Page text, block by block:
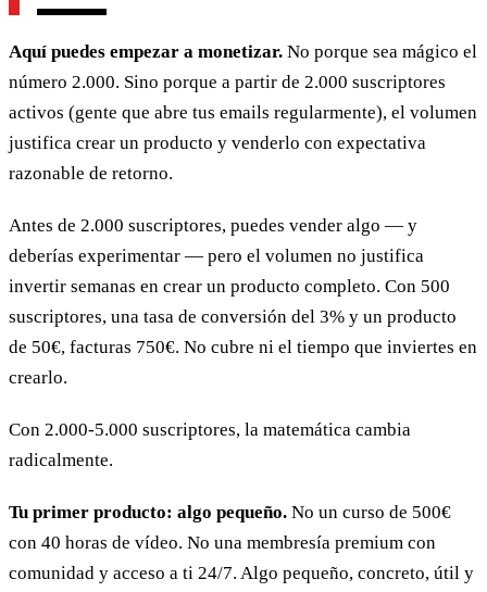
Aquí puedes empezar a monetizar. No porque sea mágico el
número 2.000. Sino porque a partir de 2.000 suscriptores
activos (gente que abre tus emails regularmente), el volumen
justifica crear un producto y venderlo con expectativa
razonable de retorno.
Antes de 2.000 suscriptores, puedes vender algo — y
deberías experimentar — pero el volumen no justifica
invertir semanas en crear un producto completo. Con 500
suscriptores, una tasa de conversión del 3% y un producto
de 50€, facturas 750€. No cubre ni el tiempo que inviertes en
crearlo.
Con 2.000-5.000 suscriptores, la matemática cambia
radicalmente.
Tu primer producto: algo pequeño. No un curso de 500€
con 40 horas de vídeo. No una membresía premium con
comunidad y acceso a ti 24/7. Algo pequeño, concreto, útil y